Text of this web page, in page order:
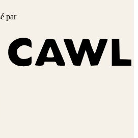
par